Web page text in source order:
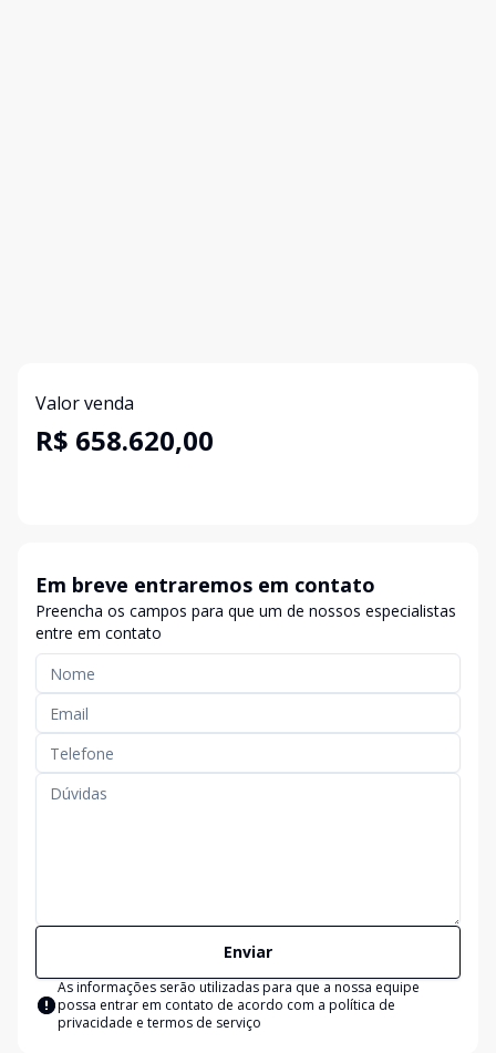
Valor venda
R$ 658.620,00
Em breve entraremos em contato
Preencha os campos para que um de nossos especialistas
entre em contato
Enviar
As informações serão utilizadas para que a nossa equipe
possa entrar em contato de acordo com a política de
privacidade e termos de serviço